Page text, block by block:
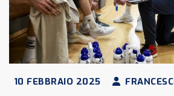
10 FEBBRAIO 2025